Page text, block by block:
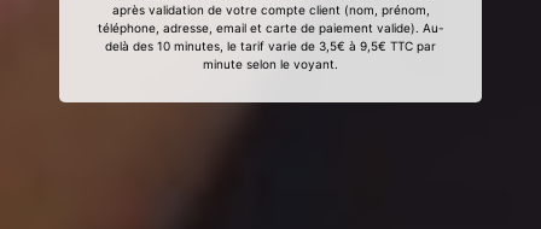
après validation de votre compte client (nom, prénom,
téléphone, adresse, email et carte de paiement valide). Au-
delà des 10 minutes, le tarif varie de 3,5€ à 9,5€ TTC par
minute selon le voyant.